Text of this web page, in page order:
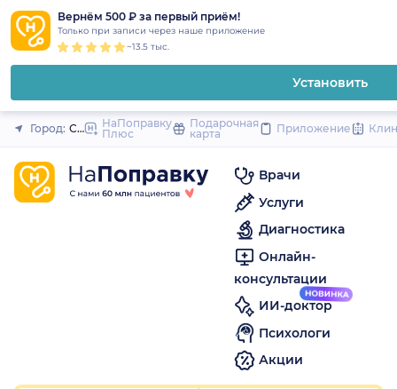
Вернём 500 ₽ за первый приём!
Только при записи через наше приложение
~13.5 тыс.
Установить
Закрыть
Город: Санкт-Петербург
НаПоправку
Плюс
Подарочная
карта
Приложение
Врачи
Услуги
Диагностика
Онлайн-
консультации
ИИ-доктор
Психологи
Акции